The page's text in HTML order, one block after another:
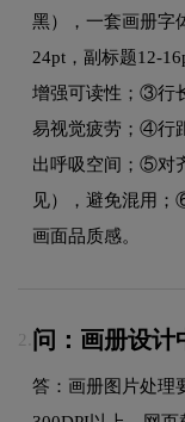
黑），一套画册
24pt，副标题12-
增强可读性；③行
易视觉疲劳；④行
出呼吸空间；⑤对
见），避免混用
画面品质感。
2. 问：画册设计
答：画册图片处